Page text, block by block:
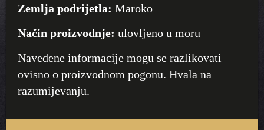
Zemlja podrijetla: Maroko
Način proizvodnje: ulovljeno u moru
Navedene informacije mogu se razlikovati
ovisno o proizvodnom pogonu. Hvala na
razumijevanju.